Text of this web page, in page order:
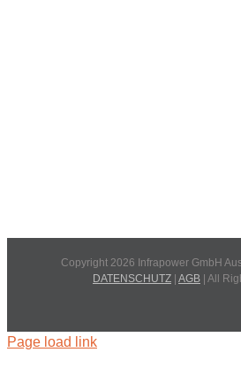
Copyright 2026 Infrapower GmbH
DATENSCHUTZ AGB | All
Page load link